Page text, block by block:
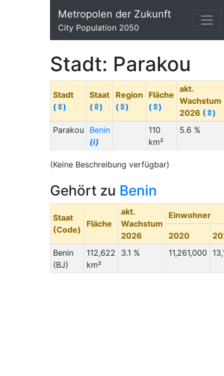
Metropolen der Zukunft
City Population 2050
Stadt: Parakou
Stadt
(⇳)
Staat
(⇳)
Region
(⇳)
Fläche
(⇳)
akt.
Wachstum
2026 (⇳)
Parakou
Benin
(i)
110
km²
5.6 %
(Keine Beschreibung verfügbar)
Gehört zu Benin
Staat
(Code)
Fläche
akt.
Wachstum
2026
Einwohner
2020
Benin
(BJ)
112,622
km²
3.1 % 11,261,000